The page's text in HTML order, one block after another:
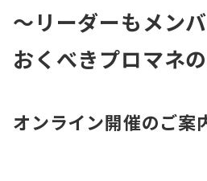
～リーダーもメン
おくべきプロマネ
オンライン開催のご案